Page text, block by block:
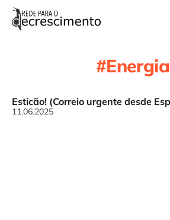
Energia
11.06.2025